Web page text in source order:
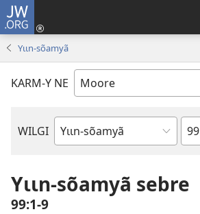
JW.ORG
Yɩɩn-sõamyã
KARM-Y NE
WILGI
Livre
Bible
Sak
Yɩɩn-sõamyã sebre
99:1-9